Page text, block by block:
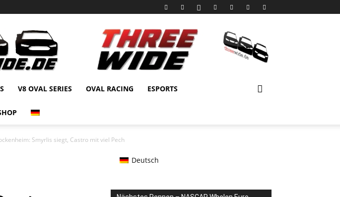
V8 OVAL SERIES OVAL RACING ESPORTS
Smyrlis siegt, Castro mit viel Pech
Deutsch